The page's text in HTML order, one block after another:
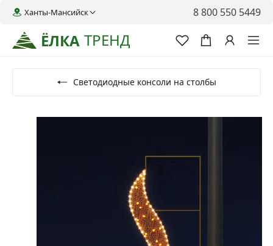
ЁЛКА ТРЕНД
Ханты-Мансийск 8 800 550 5449
Светодиодные консоли на столбы